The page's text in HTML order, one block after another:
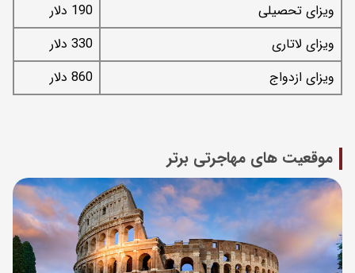
ویزای تحصیلی
190 دلار
ویزای لاتاری
330 دلار
ویزای ازدواج
860 دلار
موقعیت های مهاجرتی برتر